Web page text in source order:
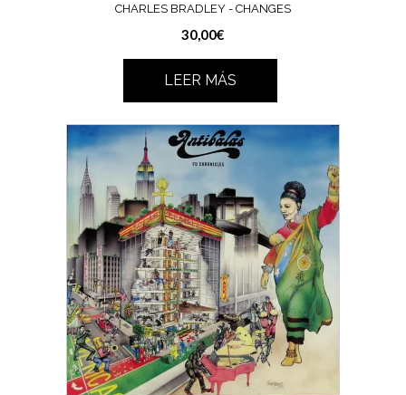
CHARLES BRADLEY ‎- CHANGES
30,00€
LEER MÁS